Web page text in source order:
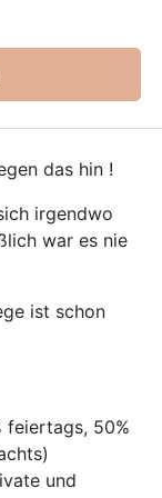
das hin !
irgendwo
war es nie
ist schon
feiertags, 50%
und